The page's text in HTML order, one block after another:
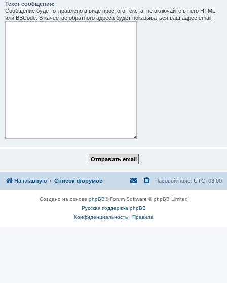
Текст сообщения:
Сообщение будет отправлено в виде простого текста, не включайте в него HTML
или BBCode. В качестве обратного адреса будет показываться ваш адрес email.
На главную Список форумов Часовой пояс: UTC+03:00
Создано на основе phpBB® Forum Software © phpBB Limited
Русская поддержка phpBB
Конфиденциальность| Правила